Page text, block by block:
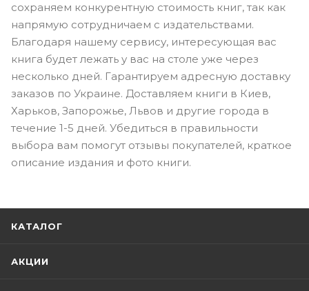
сохраняем конкурентную стоимость книг, так как
напрямую сотрудничаем с издательствами.
Благодаря нашему сервису, интересующая вас
книга будет лежать у вас на столе уже через
несколько дней. Гарантируем адресную доставку
заказов по Украине. Доставляем книги в Киев,
Харьков, Запорожье, Львов и другие города в
течение 1-5 дней. Убедиться в правильности
выбора вам помогут отзывы покупателей, краткое
описание издания и фото книги.
КАТАЛОГ
АКЦИИ